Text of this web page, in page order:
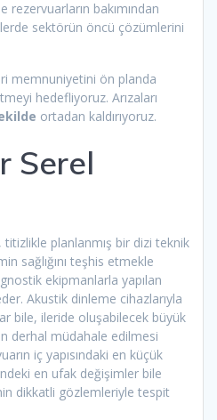
rezervuarların bakımından
sektörün öncü çözümlerini
memnuniyetini ön planda
hedefliyoruz. Arızaları
ortadan kaldırıyoruz.
Serel
, titizlikle planlanmış bir dizi teknik
sağlığını teşhis etmekle
ekipmanlarla yapılan
Akustik dinleme cihazlarıyla
bile, ileride oluşabilecek büyük
derhal müdahale edilmesi
iç yapısındaki en küçük
en ufak değişimler bile
dikkatli gözlemleriyle tespit